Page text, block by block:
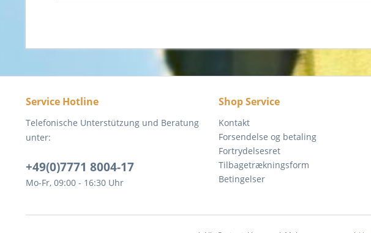
Service Hotline
Telefonische Unterstützung und Beratung
unter:
+49(0)7771 8004-17
Mo-Fr, 09:00 - 16:30 Uhr
Shop Service
Kontakt
Forsendelse og betaling
Fortrydelsesret
Tilbagetrækningsform
Betingelser